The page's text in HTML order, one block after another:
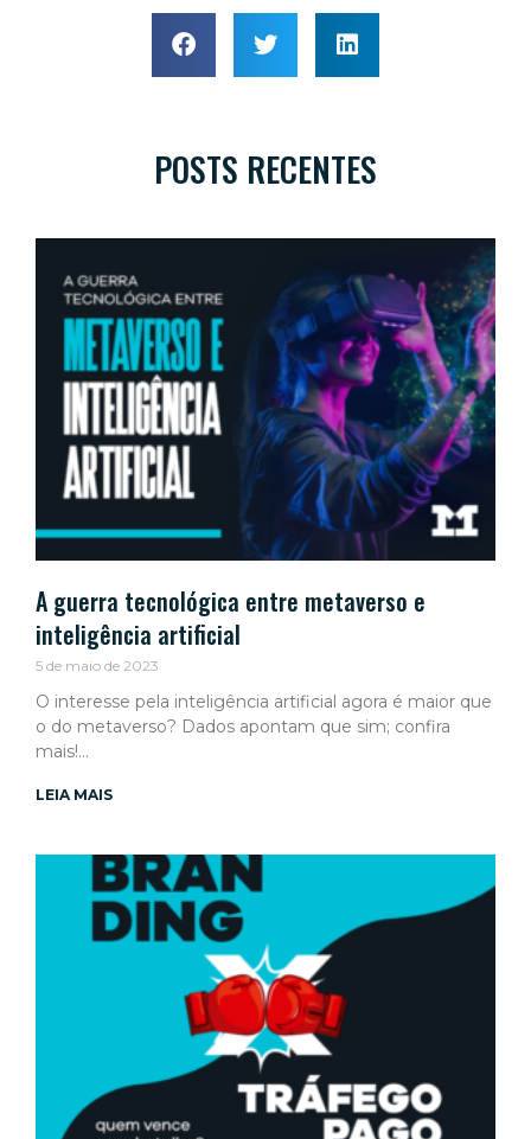
POSTS RECENTES
A guerra tecnológica entre metaverso e
inteligência artificial
5 de maio de 2023
O interesse pela inteligência artificial agora é maior que
o do metaverso? Dados apontam que sim; confira
mais!
LEIA MAIS